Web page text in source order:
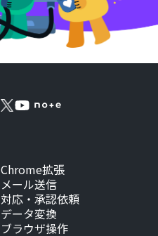
Chrome拡張
メール送信
対応・承認依頼
データ変換
ブラウザ操作